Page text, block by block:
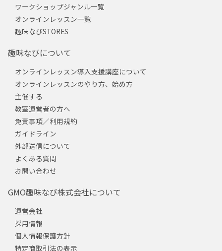
ワークショップジャンル一覧
オンラインレッスン一覧
趣味なびSTORES
趣味なびについて
オンラインレッスン導入支援講座について
オンラインレッスンのやり方、始め方
主催する
教室運営者の方へ
免責事項／利用規約
ガイドライン
外部送信について
よくある質問
お問い合わせ
GMO趣味なび株式会社について
運営会社
採用情報
個人情報保護方針
特定商取引法の表示